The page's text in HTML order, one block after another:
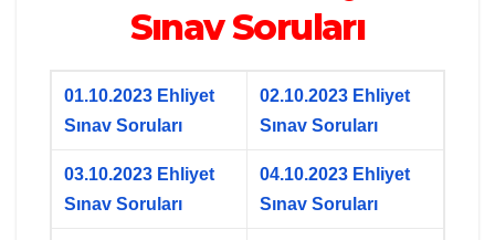
Sınav Soruları
01.10.2023 Ehliyet
Sınav Soruları
02.10.2023 Ehliyet
Sınav Soruları
03.10.2023 Ehliyet
Sınav Soruları
04.10.2023 Ehliyet
Sınav Soruları